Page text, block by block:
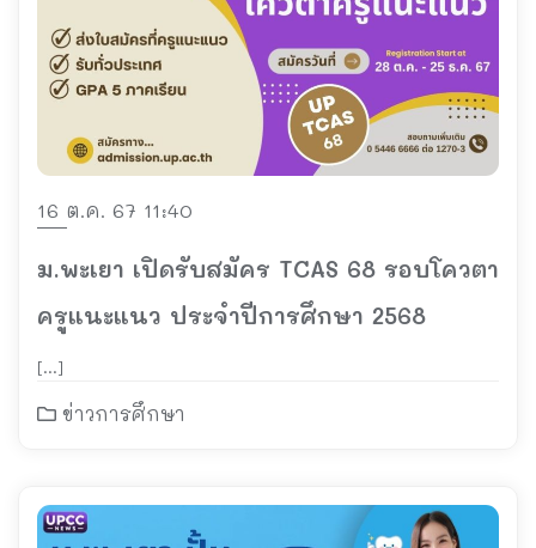
16 ต.ค. 67 11:40
ม.พะเยา เปิดรับสมัคร TCAS 68 รอบโควตา
ครูแนะแนว ประจำปีการศึกษา 2568
[…]
ข่าวการศึกษา